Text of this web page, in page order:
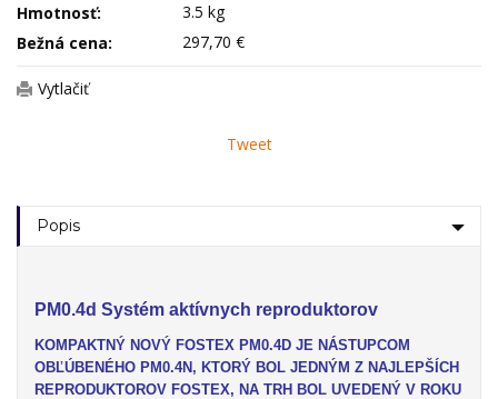
Hmotnosť:
3.5 kg
Bežná cena:
297,70 €
Vytlačiť
Tweet
Popis
PM0.4d Systém aktívnych reproduktorov
KOMPAKTNÝ NOVÝ FOSTEX PM0.4D JE NÁSTUPCOM
OBĽÚBENÉHO PM0.4N, KTORÝ BOL JEDNÝM Z NAJLEPŠÍCH
REPRODUKTOROV FOSTEX, NA TRH BOL UVEDENÝ V ROKU